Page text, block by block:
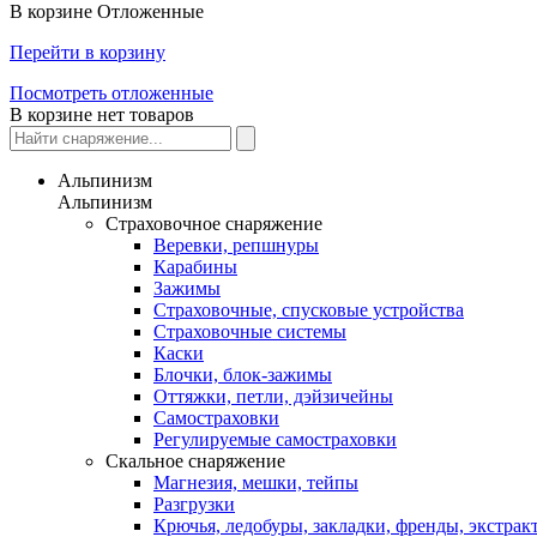
В корзине Отложенные
Перейти в корзину
Посмотреть отложенные
В корзине нет товаров
Альпинизм
Альпинизм
Страховочное снаряжение
Веревки, репшнуры
Карабины
Зажимы
Страховочные, спусковые устройства
Страховочные системы
Каски
Блочки, блок-зажимы
Оттяжки, петли, дэйзичейны
Самостраховки
Регулируемые самостраховки
Скальное снаряжение
Магнезия, мешки, тейпы
Разгрузки
Крючья, ледобуры, закладки, френды,